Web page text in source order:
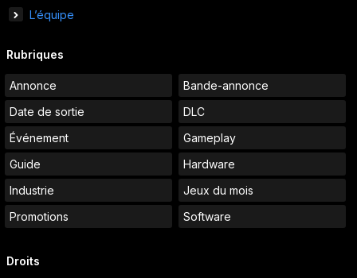
L’équipe
Rubriques
Annonce
Bande-annonce
Date de sortie
DLC
Événement
Gameplay
Guide
Hardware
Industrie
Jeux du mois
Promotions
Software
Droits